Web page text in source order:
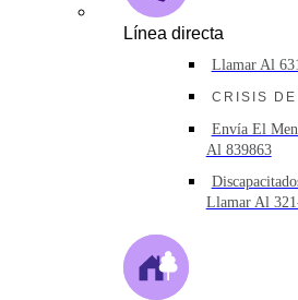
Línea directa
Llamar Al
CRISIS
Envía El
Al 839863
Llamar Al